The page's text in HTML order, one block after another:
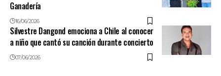
Ganadería
16/06/2026
Silvestre Dangond emociona a Chile al conocer
a niño que cantó su canción durante concierto
07/06/2026